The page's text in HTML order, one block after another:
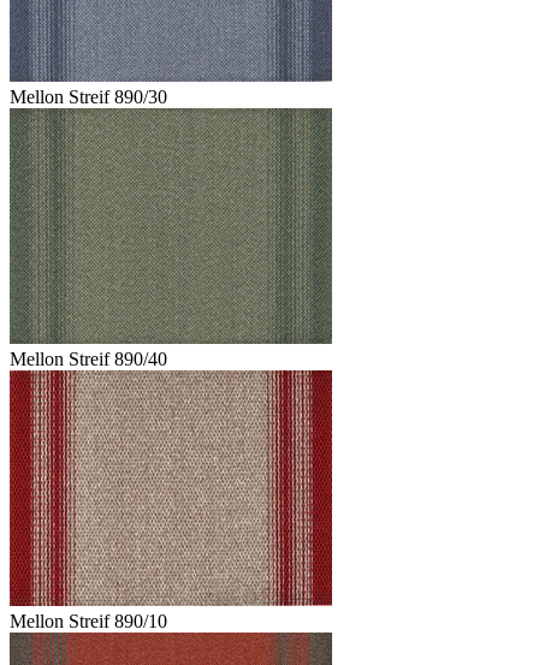
Mellon Streif 890/30
Mellon Streif 890/40
Mellon Streif 890/10